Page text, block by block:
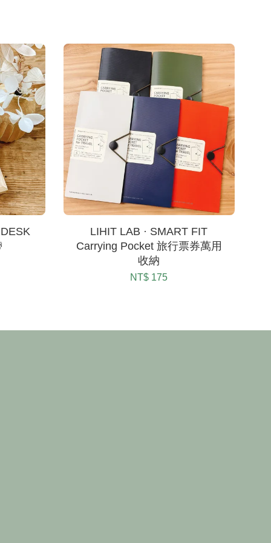
LIHIT LAB · SMART FIT
Carrying Pocket 旅行票券萬用
收納
NT$ 175